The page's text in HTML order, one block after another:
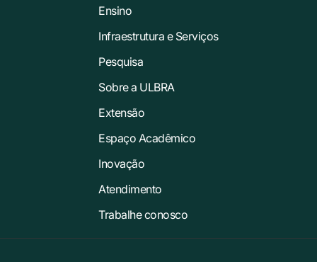
Ensino
Infraestrutura e Serviços
Pesquisa
Sobre a ULBRA
Extensão
Espaço Acadêmico
Inovação
Atendimento
Trabalhe conosco